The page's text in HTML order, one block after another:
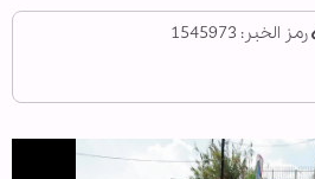
رمز الخبر: 1545973